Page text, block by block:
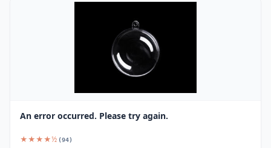
An error occurred. Please try again.
★★★★½ (94)